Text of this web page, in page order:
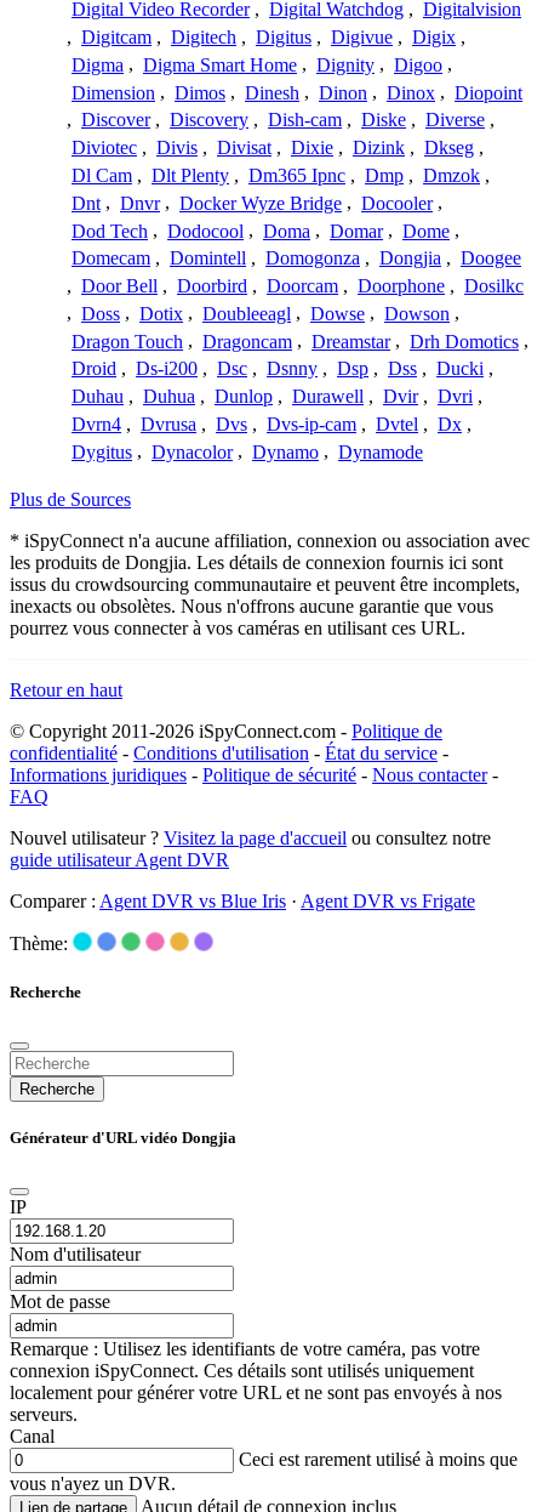
Digital Video Recorder , Digital Watchdog , Digitalvision
, Digitcam , Digitech , Digitus , Digivue , Digix ,
Digma , Digma Smart Home , Dignity , Digoo ,
Dimension , Dimos , Dinesh , Dinon , Dinox , Diopoint
, Discover , Discovery , Dish-cam , Diske , Diverse ,
Diviotec , Divis , Divisat , Dixie , Dizink , Dkseg ,
Dl Cam , Dlt Plenty , Dm365 Ipnc , Dmp , Dmzok ,
Dnt , Dnvr , Docker Wyze Bridge , Docooler ,
Dod Tech , Dodocool , Doma , Domar , Dome ,
Domecam , Domintell , Domogonza , Dongjia , Doogee
, Door Bell , Doorbird , Doorcam , Doorphone , Dosilkc
, Doss , Dotix , Doubleeagl , Dowse , Dowson ,
Dragon Touch , Dragoncam , Dreamstar , Drh Domotics ,
Droid , Ds-i200 , Dsc , Dsnny , Dsp , Dss , Ducki ,
Duhau , Duhua , Dunlop , Durawell , Dvir , Dvri ,
Dvrn4 , Dvrusa , Dvs , Dvs-ip-cam , Dvtel , Dx ,
Dygitus , Dynacolor , Dynamo , Dynamode
Plus de Sources
* iSpyConnect n'a aucune affiliation, connexion ou association avec
les produits de Dongjia. Les détails de connexion fournis ici sont
issus du crowdsourcing communautaire et peuvent être incomplets,
inexacts ou obsolètes. Nous n'offrons aucune garantie que vous
pourrez vous connecter à vos caméras en utilisant ces URL.
Retour en haut
© Copyright 2011-2026 iSpyConnect.com - Politique de
confidentialité - Conditions d'utilisation - État du service -
Informations juridiques - Politique de sécurité - Nous contacter-
FAQ
Nouvel utilisateur ? Visitez la page d'accueil ou consultez notre
guide utilisateur Agent DVR
Comparer : Agent DVR vs Blue Iris · Agent DVR vs Frigate
Thème:
Recherche
Recherche
Générateur d'URL vidéo Dongjia
IP
Nom d'utilisateur
Mot de passe
Remarque : Utilisez les identifiants de votre caméra, pas votre
connexion iSpyConnect. Ces détails sont utilisés uniquement
localement pour générer votre URL et ne sont pas envoyés à nos
serveurs.
Canal
Ceci est rarement utilisé à moins que
vous n'ayez un DVR.
Lien de partage Aucun détail de connexion inclus